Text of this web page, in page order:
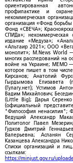
ориентированная
профилактике и
некоммерческая
организация «Фонд
Фонд «СВЕЧА»;
СПИДа»; некоммерческая
издание «Медуза»;
«Альтаир 2021»; ООО
монолит»; M.News World
многих расследований на
войне на Украине; МЕМО —
которое пишет в том
Кирсанов; Анатолий
Гырдымова Елизавета
(Гулагу.нет); Устимов
Вадим Михайлович;
(Little Big); Дарья
(официальный
"Философия ненасилия";
Ведущий Александр
Политолог Павел
Гудков Дмитрий
Валерьевна; Асланян
Казанцева Александра
Списки организаций и
ссылкам:
https://minjust.gov.ru/